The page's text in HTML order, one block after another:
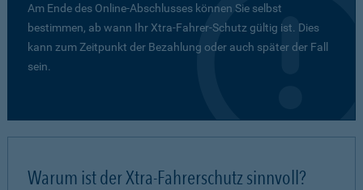
Am Ende des Online-Abschlusses können Sie selbst
bestimmen, ab wann Ihr Xtra-Fahrer-Schutz gültig ist. Dies
kann zum Zeitpunkt der Bezahlung oder auch später der Fall
sein.
Warum ist der Xtra-Fahrerschutz sinnvoll?